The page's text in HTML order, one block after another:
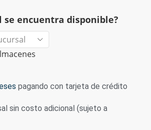
se encuentra disponible?
pagando con tarjeta de crédito
sin costo adicional (sujeto a